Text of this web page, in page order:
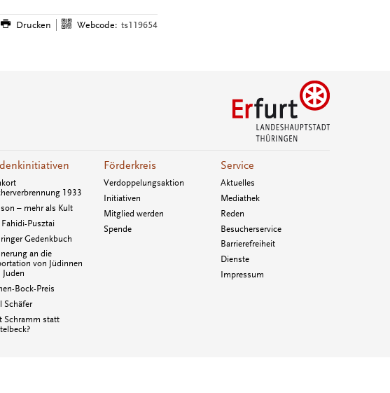
Drucken Webcode: ts119654
1933
– mehr als Kult
Fahidi-Pusztai
Gedenkbuch
an die
von Jüdinnen
Juden
Bock-Preis
Schäfer
Schramm statt
Förderkreis
Verdoppelungsaktion
Initiativen
Mitglied werden
Spende
Service
Aktuelles
Mediathek
Reden
Besucherservice
Barrierefreiheit
Dienste
Impressum